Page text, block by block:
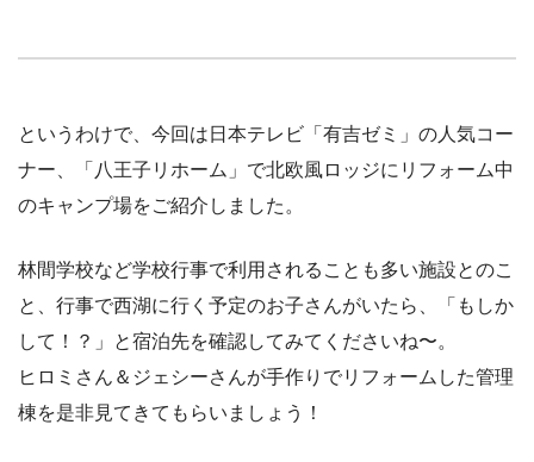
というわけで、今回は日本テレビ「有吉ゼミ」の人気コー
ナー、「八王子リホーム」で北欧風ロッジにリフォーム中
のキャンプ場をご紹介しました。
林間学校など学校行事で利用されることも多い施設とのこ
と、行事で西湖に行く予定のお子さんがいたら、「もしか
して！？」と宿泊先を確認してみてくださいね〜。
ヒロミさん＆ジェシーさんが手作りでリフォームした管理
棟を是非見てきてもらいましょう！